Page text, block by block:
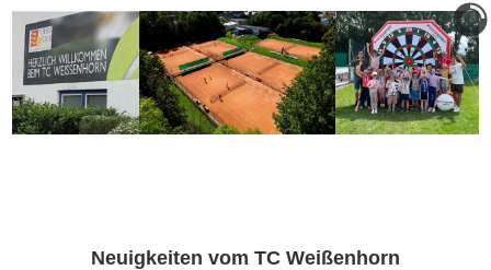
Neuigkeiten vom TC Weißenhorn